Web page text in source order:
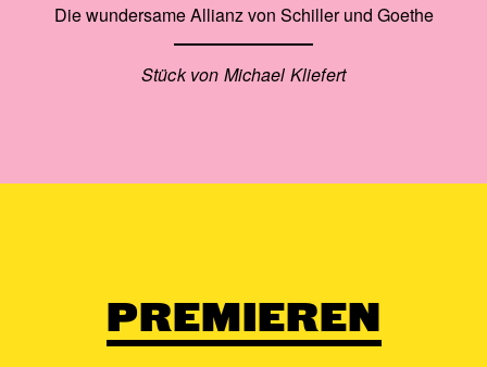
Die wundersame Allianz von Schiller und Goethe
Stück von Michael Kliefert
PREMIEREN